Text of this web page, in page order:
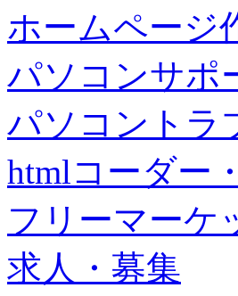
ホームページ
パソコンサポ
パソコントラ
htmlコーダー
フリーマーケ
求人・募集